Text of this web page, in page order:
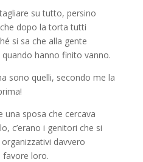
su tutto, persino
dopo la torta tutti
si sa che alla gente
hanno finito vanno.
sono quelli, secondo me la
una sposa che cercava
c’erano i genitori che si
davvero
favore loro.